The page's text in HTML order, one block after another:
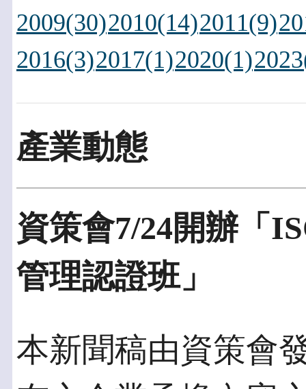
2009(30)2010(14)2011(9)
2016(3)2017(1)2020(1)
產業動態
資策會7/24開辦「
管理認證班」
本新聞稿由資策會